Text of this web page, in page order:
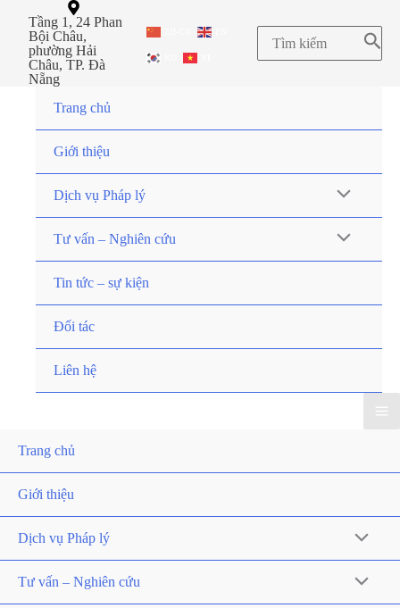
Tầng 1, 24 Phan
Bội Châu,
phường Hải
Châu, TP. Đà
Nẵng
Trang chủ
Giới thiệu
Dịch vụ Pháp lý
Tư vấn – Nghiên cứu
Tin tức – sự kiện
Đối tác
Liên hệ
Trang chủ
Giới thiệu
Dịch vụ Pháp lý
Tư vấn – Nghiên cứu